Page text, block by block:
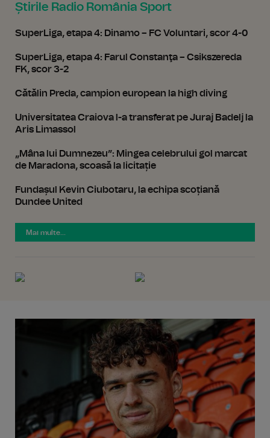
Știrile Radio România Sport
SuperLiga, etapa 4: Dinamo – FC Voluntari, scor 4-0
SuperLiga, etapa 4: Farul Constanţa – Csikszereda
FK, scor 3-2
Cătălin Preda, campion european la high diving
Universitatea Craiova l-a transferat pe Juraj Badelj la
Aris Limassol
„Mâna lui Dumnezeu”: Mingea celebrului gol marcat
de Maradona, scoasă la licitație
Fundașul Kevin Ciubotaru, la echipa scoțiană
Dundee United
Mai multe...